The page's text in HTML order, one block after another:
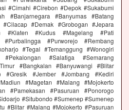
#Cimahi #Cirebon #Depok #Sukabumi
#Banjarnegara #Banyumas #Batang
#Demak #Grobogan #Jepara
#Klaten #Kudus #Magelang #Pati
#Purworejo #Rembang
#Tegal #Temanggung #Wonogiri
#Salatiga #Semarang
#Bangkalan #Banyuwangi #Blitar
#Gresik #Jember #Jombang #Kediri
#Magetan #Malang #Mojokerto
#Pamekasan #Pasuruan #Ponorogo
#Situbondo #Sumenep #Sumenep
#Blitar #Malang #Mojokerto #Pasuruan